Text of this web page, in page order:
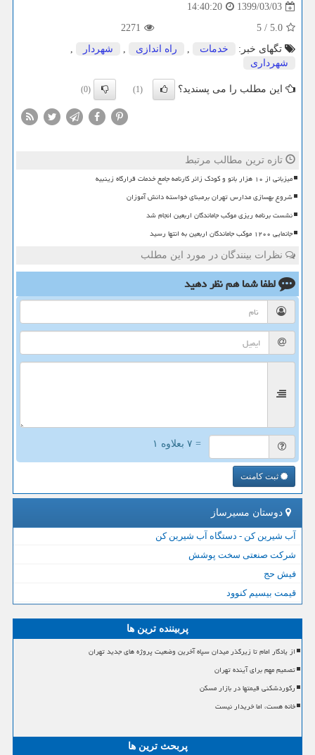
1399/03/03
14:40:20
5.0
/
5
2271
تگهای خبر:
خدمات , راه اندازی , شهردار
,
شهرداری
این مطلب را می پسندید؟ (1)
(0)
تازه ترین مطالب مرتبط
میزبانی از ۱۰ هزار بانو و کودک زائر کارنامه جامع خدمات قرارگاه زینبیه
شروع بهسازی مدارس تهران برمبنای خواسته دانش آموزان
نشست برنامه ریزی موکب جاماندگان اربعین انجام شد
جانمایی ۱۲۰۰ موکب جاماندگان اربعین به انتها رسید
نظرات بینندگان در مورد این مطلب
لطفا شما همنظر دهید
= ۷ بعلاوه ۱
ثبت کامنت
دوستان مسیرساز
آب شیرین کن - دستگاه آب شیرین کن
شرکت صنعتی سخت پوشش
فیش حج
قیمت بیسیم کنوود
پربیننده ترین ها
از یادگار امام تا زیرگذر میدان سپاه آخرین وضعیت پروژه های جدید تهران
تصمیم مهم برای آینده تهران
رکوردشکنی قیمتها در بازار مسکن
خانه هست، اما خریدار نیست
پربحث ترین ها